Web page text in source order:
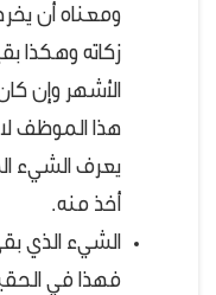
ومعناه أن
زكاته وهكذا
الأشهر وإن
هذا الموظف لا
يعرف الشيء
أخذ منه.
الشيء الذي
فهذا في